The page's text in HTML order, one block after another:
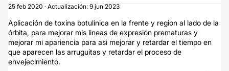
25 feb 2020 · Actualización: 9 jun 2023
Aplicación de toxina botulínica en la frente y region al lado de la
órbita, para mejorar mis lineas de expresión prematuras y
mejorar mi apariencia para asi mejorar y retardar el tiempo en
que aparecen las arruguitas y retardar el proceso de
envejecimiento.